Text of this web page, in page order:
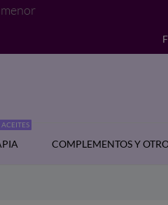
ACEITES
COMPLEMENTOS Y